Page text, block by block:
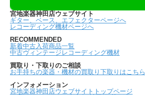
宮地楽器神田店ウェブサイト
ギター、ベース、エフェクターページへ
レコーディング機材ページへ
RECOMMENDED
新着中古入荷商品一覧
中古ヴィンテージレコーディング機材
買取り・下取りのご相談
お手持ちの楽器・機材の買取り下取りはこちら
インフォメーション
宮地楽器神田店ウェブサイトトップページ